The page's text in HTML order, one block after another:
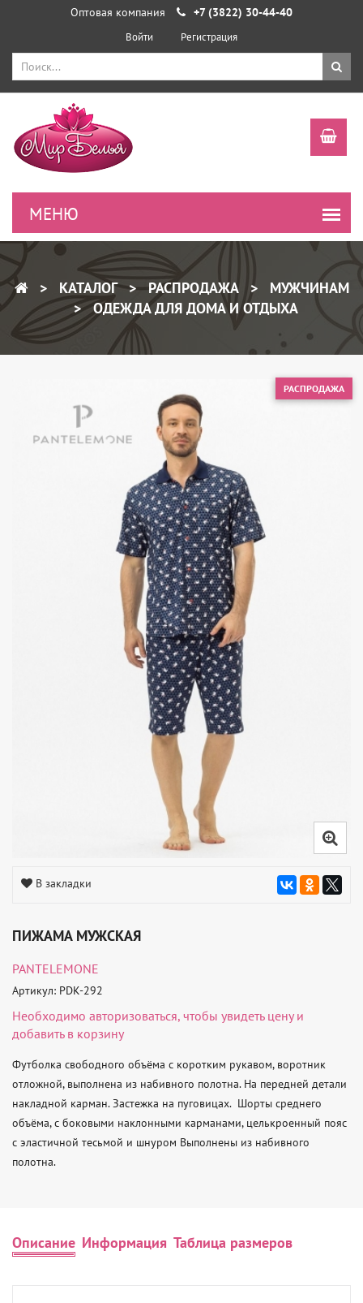
Оптовая компания +7 (3822) 30-44-40
Войти Регистрация
КАТАЛОГ РАСПРОДАЖА
МУЖЧИНАМ
ОДЕЖДА ДЛЯ ДОМА И ОТДЫХА
РАСПРОДАЖА
В закладки
ПИЖАМА МУЖСКАЯ
PANTELEMONE
Артикул: PDK-292
Необходимо авторизоваться, чтобы увидеть цену и
добавить в корзину
Футболка свободного объёма с коротким рукавом, воротник
отложной, выполнена из набивного полотна. На передней детали
накладной карман. Застежка на пуговицах.  Шорты среднего
объёма, с боковыми наклонными карманами, целькроенный пояс
с эластичной тесьмой и шнуром Выполнены из набивного
полотна.
Описание Информация Таблица размеров